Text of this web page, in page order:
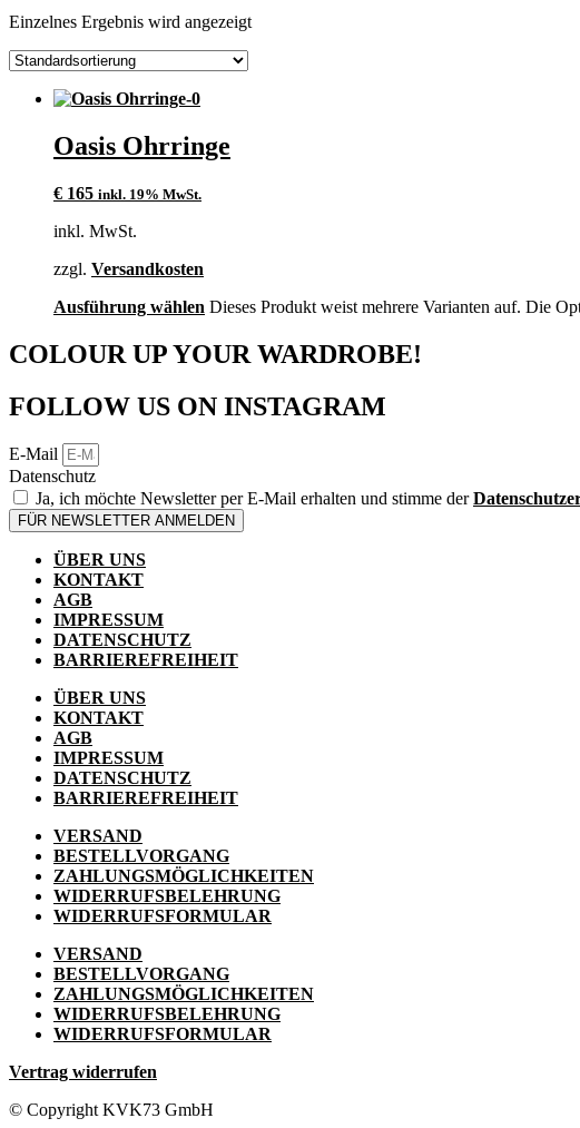
Einzelnes Ergebnis wird angezeigt
Oasis Ohrringe
€ 165 inkl. 19% MwSt.
inkl. MwSt.
zzgl. Versandkosten
Ausführung wählen Dieses Produkt weist mehrere Varianten auf. Die
COLOUR UP YOUR WARDROBE!
FOLLOW US ON INSTAGRAM
E-Mail
Datenschutz
Ja, ich möchte Newsletter per E-Mail erhalten und stimme der
FÜR NEWSLETTER ANMELDEN
ÜBER UNS
KONTAKT
AGB
IMPRESSUM
DATENSCHUTZ
BARRIEREFREIHEIT
ÜBER UNS
KONTAKT
AGB
IMPRESSUM
DATENSCHUTZ
BARRIEREFREIHEIT
VERSAND
BESTELLVORGANG
ZAHLUNGSMÖGLICHKEITEN
WIDERRUFSBELEHRUNG
WIDERRUFSFORMULAR
VERSAND
BESTELLVORGANG
ZAHLUNGSMÖGLICHKEITEN
WIDERRUFSBELEHRUNG
WIDERRUFSFORMULAR
Vertrag widerrufen
© Copyright KVK73 GmbH